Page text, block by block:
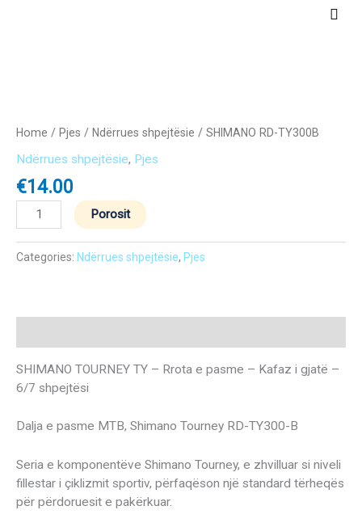
Main
Home / Pjes / Ndërrues shpejtësie / SHIMANO RD-TY300B
Ndërrues shpejtësie, Pjes
€14.00
TY300B
Porosit
Categories: Ndërrues shpejtësie, Pjes
SHIMANO TOURNEY TY – Rrota e pasme – Kafaz i gjatë –
6/7 shpejtësi
Dalja e pasme MTB, Shimano Tourney RD-TY300-B
Seria e komponentëve Shimano Tourney, e zhvilluar si niveli
fillestar i çiklizmit sportiv, përfaqëson një standard tërheqës
për përdoruesit e pakërkuar.